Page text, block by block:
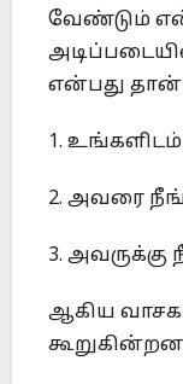
வேண்டும்
என்பது
1.
2. அவரை
3.
ஆகிய